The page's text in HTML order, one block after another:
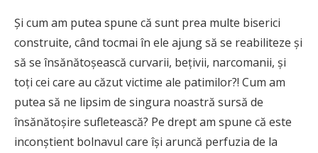
Şi cum am putea spune că sunt prea multe biserici
construite, când tocmai în ele ajung să se reabiliteze şi
să se însănătoşească curvarii, beţivii, narcomanii, şi
toţi cei care au căzut victime ale patimilor?! Cum am
putea să ne lipsim de singura noastră sursă de
însănătoşire sufletească? Pe drept am spune că este
inconştient bolnavul care îşi aruncă perfuzia de la